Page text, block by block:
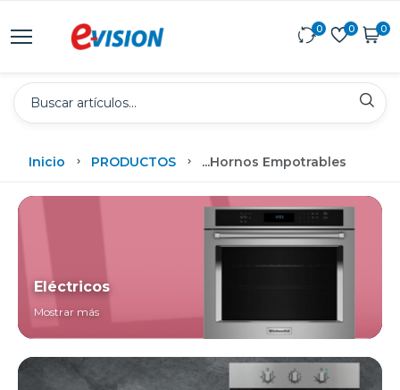
0 0 0
Inicio PRODUCTOS ...Hornos Empotrables
Eléctricos
Mostrar más